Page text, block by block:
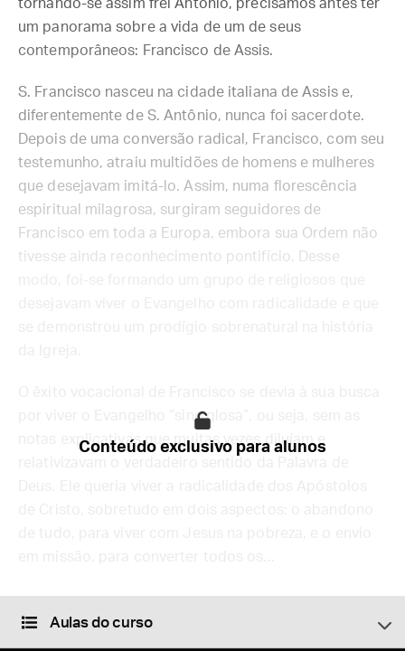
tornando-se assim frei Antônio, precisamos antes ter
um panorama sobre a vida de um de seus
contemporâneos: Francisco de Assis.
S. Francisco nasceu na cidade italiana de Assis e,
diferentemente de S. Antônio, nunca foi sacerdote.
Depois de uma conversão radical, Francisco, com seu
testemunho, atraiu multidões de homens e mulheres
que desejavam imitá-lo. Assim, numa florescência
espiritual milagrosa, surgiram seguidores de
Francisco em toda a Europa, embora sua Ordem não
tivesse ainda reconhecimento pontifício. Desse
por viver o Evangelho “sine glosa”, ou seja, sem as
notas explicativas que muitas vezes diluíam e
Conteúdo exclusivo para alunos
Aulas do curso